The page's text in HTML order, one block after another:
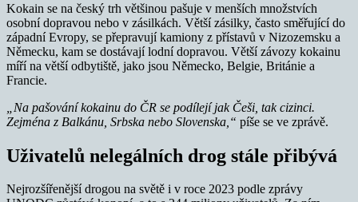
Kokain se na český trh většinou pašuje v menších množstvích
osobní dopravou nebo v zásilkách. Větší zásilky, často směřující do
západní Evropy, se přepravují kamiony z přístavů v Nizozemsku a
Německu, kam se dostávají lodní dopravou. Větší závozy kokainu
míří na větší odbytiště, jako jsou Německo, Belgie, Británie a
Francie.
„Na pašování kokainu do ČR se podílejí jak Češi, tak cizinci.
Zejména z Balkánu, Srbska nebo Slovenska,“ píše se ve zprávě.
Uživatelů nelegálních drog stále přibývá
Nejrozšířenější drogou na světě i v roce 2023 podle zprávy